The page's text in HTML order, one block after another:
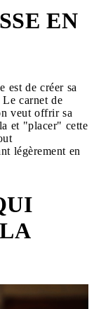
EN
est de créer sa
carnet de
veut offrir sa
et "placer" cette
légèrement en